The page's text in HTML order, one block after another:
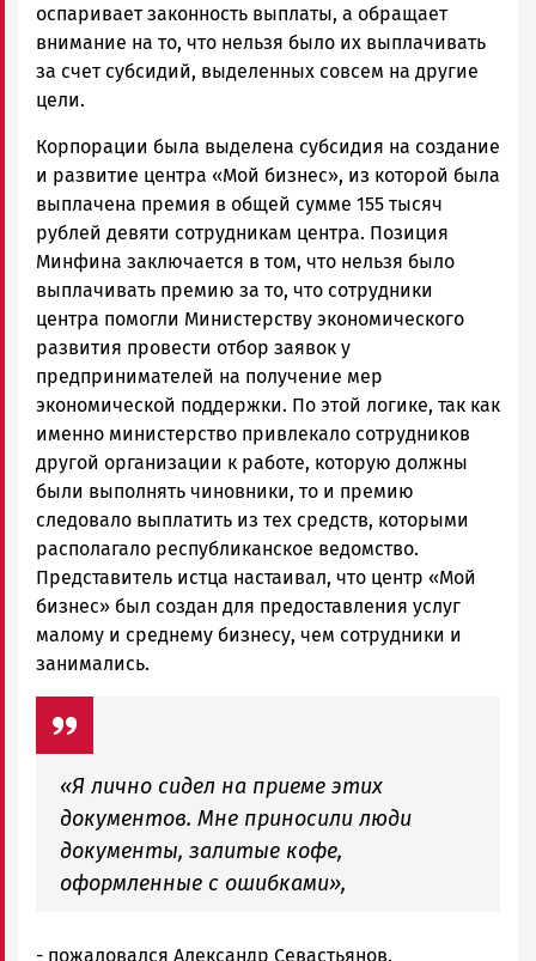
оспаривает законность выплаты, а обращает
внимание на то, что нельзя было их выплачивать
за счет субсидий, выделенных совсем на другие
цели.
Корпорации была выделена субсидия на создание
и развитие центра «Мой бизнес», из которой была
выплачена премия в общей сумме 155 тысяч
рублей девяти сотрудникам центра. Позиция
Минфина заключается в том, что нельзя было
выплачивать премию за то, что сотрудники
центра помогли Министерству экономического
развития провести отбор заявок у
предпринимателей на получение мер
экономической поддержки. По этой логике, так как
именно министерство привлекало сотрудников
другой организации к работе, которую должны
были выполнять чиновники, то и премию
следовало выплатить из тех средств, которыми
располагало республиканское ведомство.
Представитель истца настаивал, что центр «Мой
бизнес» был создан для предоставления услуг
малому и среднему бизнесу, чем сотрудники и
занимались.
«Я лично сидел на приеме этих
документов. Мне приносили люди
документы, залитые кофе,
оформленные с ошибками»,
- пожаловался Александр Севастьянов.